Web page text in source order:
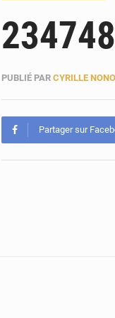
PUBLIÉ PAR CYRILLE NONO
Partager sur